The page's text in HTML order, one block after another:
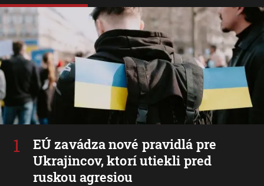
EÚ zavádza nové pravidlá pre
Ukrajincov, ktorí utiekli pred
ruskou agresiou